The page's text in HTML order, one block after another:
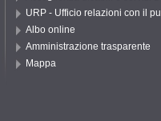
URP - Ufficio relazioni con il
Albo online
Amministrazione trasparente
Mappa